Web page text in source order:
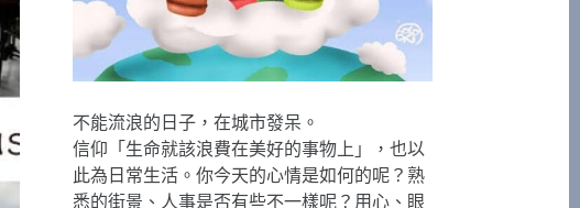
不能流浪的日子，在城市發呆。
信仰「生命就該浪費在美好的事物上」，也以
此為日常生活。你今天的心情是如何的呢？熟
悉的街景、人事是否有些不一樣呢？用心、眼